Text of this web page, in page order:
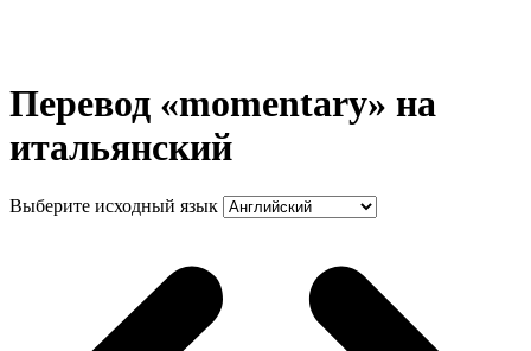
Перевод «momentary» на
итальянский
Выберите исходный язык